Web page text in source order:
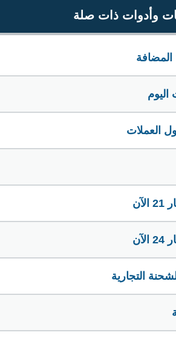
وأدوات ذات صلة
العملات